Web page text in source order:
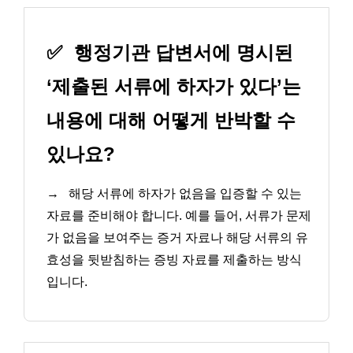
✅ 행정기관 답변서에 명시된
‘제출된 서류에 하자가 있다’는
내용에 대해 어떻게 반박할 수
있나요?
→
해당 서류에 하자가 없음을 입증할 수 있는
자료를 준비해야 합니다. 예를 들어, 서류가 문제
가 없음을 보여주는 증거 자료나 해당 서류의 유
효성을 뒷받침하는 증빙 자료를 제출하는 방식
입니다.